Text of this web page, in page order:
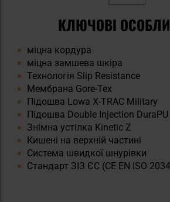
КЛЮЧОВІ
міцна кордура
міцна замшева шкіра
Технологія Slip Resistance
Мембрана Gore-Tex
Підошва Lowa X-TRAC Military
Підошва Double Injection DuraPU
Знімна устілка Kinetic Z
Кишені на верхній частині
Система швидкої шнурівки
Стандарт ЗІЗ ЄС (CE EN ISO